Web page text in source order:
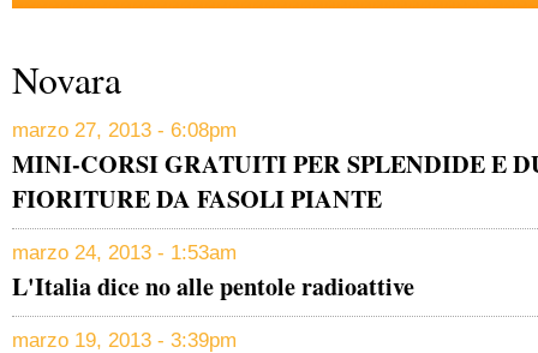
Novara
marzo 27, 2013 - 6:08pm
MINI-CORSI GRATUITI PER SPLENDIDE E
FIORITURE DA FASOLI PIANTE
marzo 24, 2013 - 1:53am
L'Italia dice no alle pentole radioattive
marzo 19, 2013 - 3:39pm